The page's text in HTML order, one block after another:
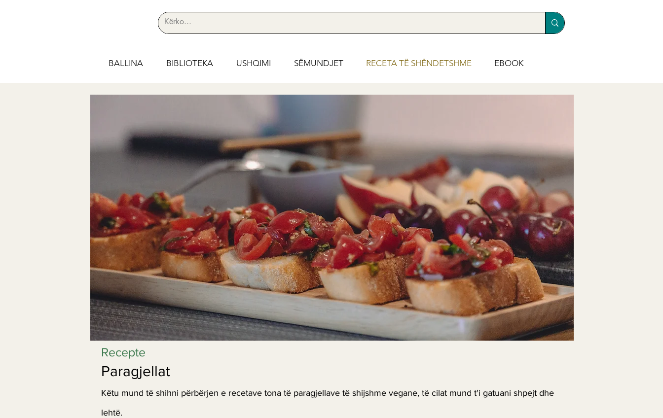
BALLINA BIBLIOTEKA USHQIMI SËMUNDJET RECETA TË SHËNDETSHME EBOOK
Recepte
Paragjellat
Këtu mund të shihni përbërjen e recetave tona të paragjellave të shijshme vegane, të cilat mund t'i gatuani shpejt dhe
lehtë.